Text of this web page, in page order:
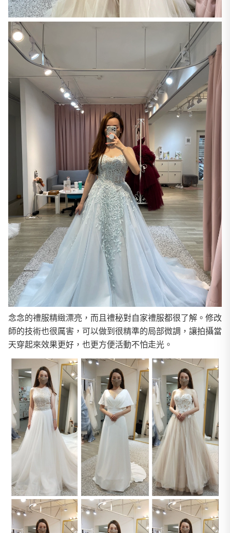
念念的禮服精緻漂亮，而且禮秘對自家禮服都很了解。修改
師的技術也很厲害，可以做到很精準的局部微調，讓拍攝當
天穿起來效果更好，也更方便活動不怕走光。